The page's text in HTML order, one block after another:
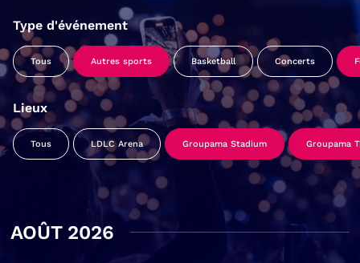
Type d'événement
Tous Autres sports Basketball Concerts
Lieux
Tous LDLC Arena Groupama Stadium Groupama
AOÛT 2026